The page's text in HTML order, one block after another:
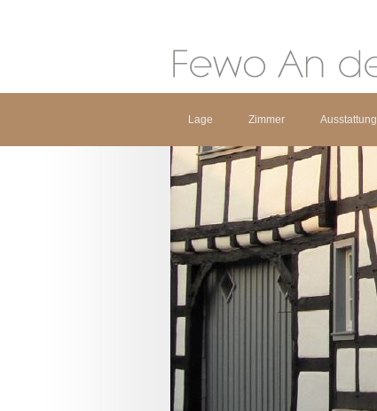
Lage Zimmer Ausstattung